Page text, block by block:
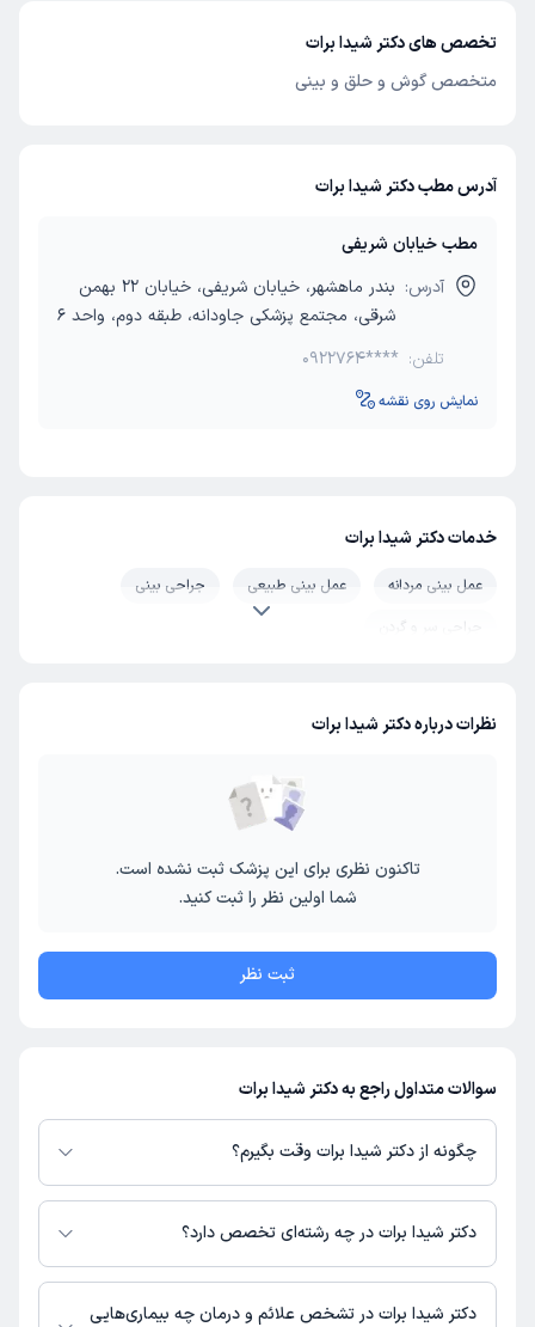
تخصص های دکتر شیدا برات
متخصص گوش و حلق و بینی
آدرس مطب دکتر شیدا برات
مطب خیابان شریفی
آدرس:
بندر ماهشهر، خیابان شریفی، خیابان 22 بهمن
شرقی، مجتمع پزشکی جاودانه، طبقه دوم، واحد 6
تلفن: 0922764****
نمایش روی نقشه
خدمات دکتر شیدا برات
عمل بینی مردانه عمل بینی طبیعی
جراحی بینی
جراحی سر و گردن
نظرات درباره دکتر شیدا برات
تاکنون نظری برای این پزشک ثبت نشده است.
شما اولین نظر را ثبت کنید.
ثبت نظر
سوالات متداول راجع به دکتر شیدا برات
چگونه از دکتر شیدا برات وقت بگیرم؟
در صورتی کهدکتر شیدا براتدارای پروفایل فعال و نوبت‌دهی باز در پلتفرم
دکترتو باشند، می‌توانید از طریق این پلتفرم برای دریافت نوبت اقدام کنید. در
مطب، شماره تماس، برنامه حضور در مطب، تصاویر پزشک، ساعات کاری و سایر
اطلاعات مرتبط با خدمات پزشکی و نوبت‌گیری ممکن است در پروفایل ایشان در
دکتر شیدا برات در چه رشته‌ای تخصص دارد؟
دکتر شیدا برات در رشته‌های زیر (پزشکی) تخصص دارند:
گوش و حلق و بینی
دکتر شیدا برات در تشخص علائم و درمان چه بیماری‌هایی